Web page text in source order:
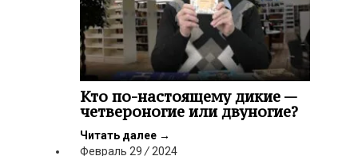
Кто по-настоящему дикие —
четвероногие или двуногие?
Читать далее →
Февраль 29 / 2024